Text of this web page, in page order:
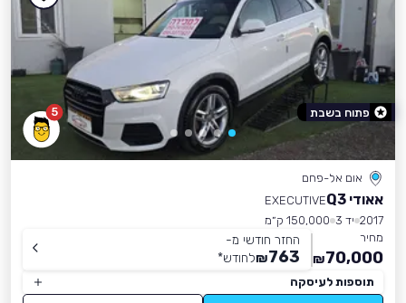
5
אום אל-פחם
אאודי Q3
EXECUTIVE
2017 יד 3
150,000 ק״מ
מחיר
70,000
₪
החזר חודשי מ-
763
₪לחודש*
תוספות לעיסקה
פתוח בשבת